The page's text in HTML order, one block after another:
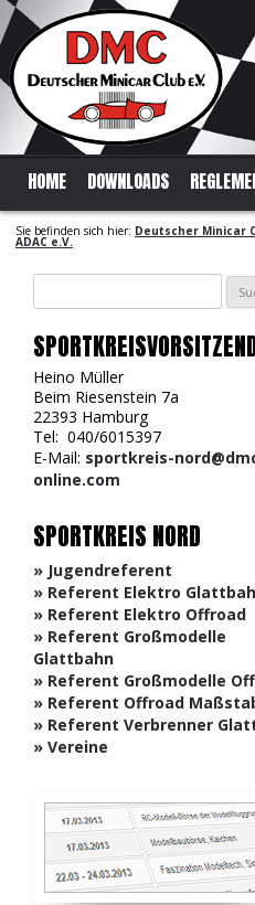
HOME DOWNLOADS
Sie befinden sich hier: Deutscher Minicar
ADAC e.V.
nach:
Heino Müller
Beim Riesenstein 7a
22393 Hamburg
Tel: 040/6015397
E-Mail: sportkreis-
online.com
SPORTKREIS NORD
» Jugendreferent
» Referent Elektro
» Referent Elektro Offroad
» Referent Großmodelle
Glattbahn
» Referent Großmodelle
» Referent Offroad
» Referent Verbrenner
» Vereine